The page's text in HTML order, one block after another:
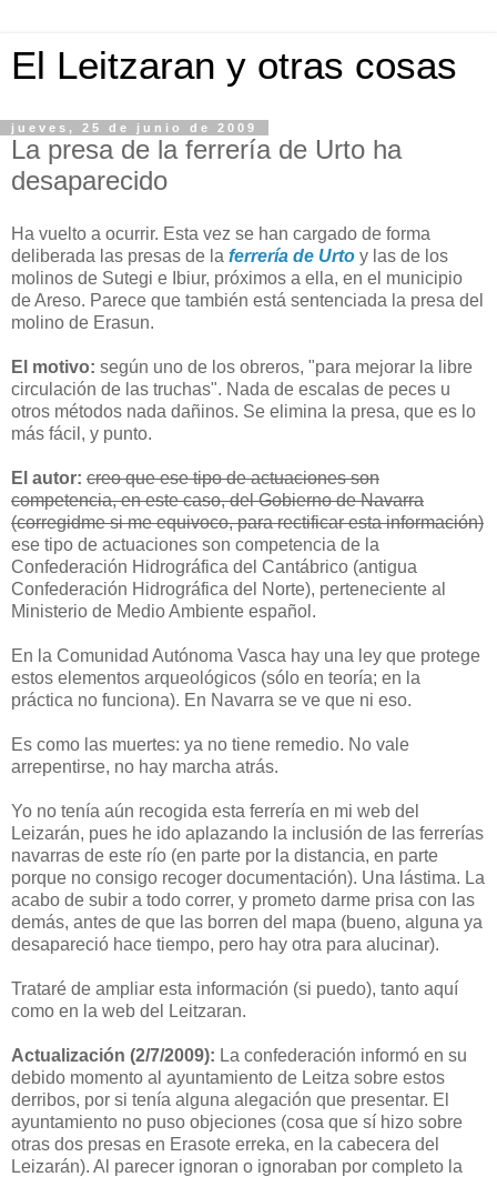
El Leitzaran y otras cosas
jueves, 25 de junio de 2009
La presa de la ferrería de Urto ha
desaparecido
Ha vuelto a ocurrir. Esta vez se han cargado de forma
deliberada las presas de la ferrería de Urto y las de los
molinos de Sutegi e Ibiur, próximos a ella, en el municipio
de Areso. Parece que también está sentenciada la presa del
molino de Erasun.
El motivo: según uno de los obreros, "para mejorar la libre
circulación de las truchas". Nada de escalas de peces u
otros métodos nada dañinos. Se elimina la presa, que es lo
más fácil, y punto.
El autor: creo que ese tipo de actuaciones son
competencia, en este caso, del Gobierno de Navarra
(corregidme si me equivoco, para rectificar esta información)
ese tipo de actuaciones son competencia de la
Confederación Hidrográfica del Cantábrico (antigua
Confederación Hidrográfica del Norte), perteneciente al
Ministerio de Medio Ambiente español.
En la Comunidad Autónoma Vasca hay una ley que protege
estos elementos arqueológicos (sólo en teoría; en la
práctica no funciona). En Navarra se ve que ni eso.
Es como las muertes: ya no tiene remedio. No vale
arrepentirse, no hay marcha atrás.
Yo no tenía aún recogida esta ferrería en mi web del
Leizarán, pues he ido aplazando la inclusión de las ferrerías
navarras de este río (en parte por la distancia, en parte
porque no consigo recoger documentación). Una lástima. La
acabo de subir a todo correr, y prometo darme prisa con las
demás, antes de que las borren del mapa (bueno, alguna ya
desapareció hace tiempo, pero hay otra para alucinar).
Trataré de ampliar esta información (si puedo), tanto aquí
como en la web del Leitzaran.
Actualización (2/7/2009): La confederación informó en su
debido momento al ayuntamiento de Leitza sobre estos
derribos, por si tenía alguna alegación que presentar. El
ayuntamiento no puso objeciones (cosa que sí hizo sobre
otras dos presas en Erasote erreka, en la cabecera del
Leizarán). Al parecer ignoran o ignoraban por completo la